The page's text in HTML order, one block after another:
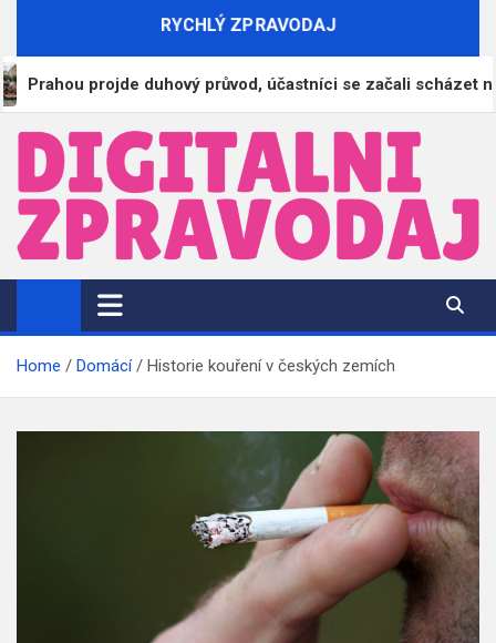
content
RYCHLÝ ZPRAVODAJ
projde duhový průvod, účastníci se začali scházet na
DigitalniZpravodaj.cz
Zpravodajství | Informace | Tiskové zprávy
Home Domácí Historie kouření v českých zemích